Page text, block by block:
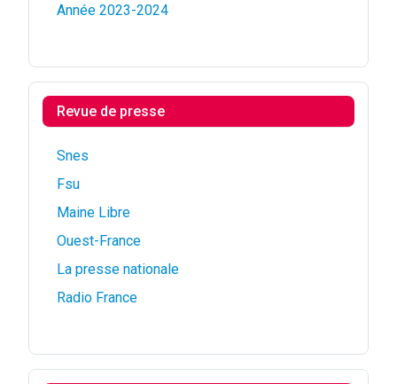
Année 2023-2024
Revue de presse
Snes
Fsu
Maine Libre
Ouest-France
La presse nationale
Radio France